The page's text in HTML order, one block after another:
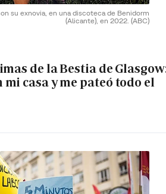
su exnovia, en una discoteca de Benidorm
(Alicante), en 2022. (ABC)
de la Bestia de
mi casa y me pateó todo el